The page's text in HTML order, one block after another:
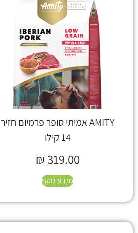
AMITY אמיתי סופר פרמיום חזיר
14 קילו
₪ 319.00
מידע נוסף